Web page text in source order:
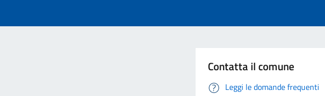
Contatta il comune
Leggi le domande frequenti